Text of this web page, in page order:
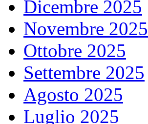
Dicembre 2025
Novembre 2025
Ottobre 2025
Settembre 2025
Agosto 2025
Luglio 2025